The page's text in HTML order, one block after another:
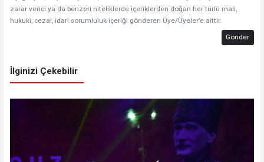
zarar verici ya da benzeri niteliklerde içeriklerden doğan her türlü mali,
hukuki, cezai, idari sorumluluk içeriği gönderen Üye/Üyeler’e aittir.
Gönder
İlginizi Çekebilir